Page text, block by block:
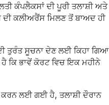
ਕੰਪਲੈਕਸਾਂ ਦੀ ਪੂਰੀ ਤਲਾਸ਼ੀ ਅਤੇ
ਕਲੀਅਰੈਂਸ ਮਿਲਣ ਤੋਂ ਬਾਅਦ ਹੀ
ਤੁਰੰਤ ਸੂਚਨਾ ਦੇਣ ਲਈ ਕਿਹਾ ਗਿਆ
ਕਿ ਭਾਵੇਂ ਕੋਰਟ ਵਿਚ ਇਕ ਮਹੀਨੇ
ਕਰਨ ਲਈ ਗਈ ਹੈ, ਤਲਾਸ਼ੀ ਦੌਰਾਨ